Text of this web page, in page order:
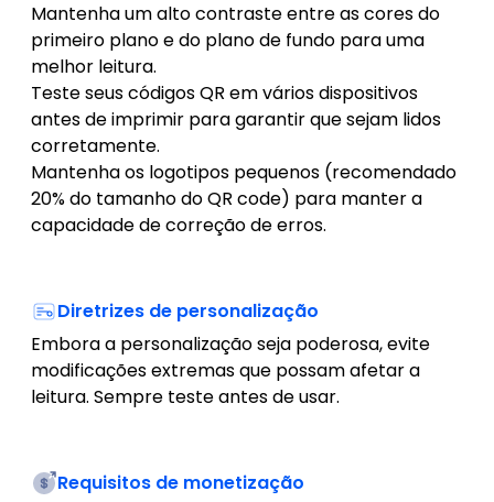
Mantenha um alto contraste entre as cores do
primeiro plano e do plano de fundo para uma
melhor leitura.
Teste seus códigos QR em vários dispositivos
antes de imprimir para garantir que sejam lidos
corretamente.
Mantenha os logotipos pequenos (recomendado
20% do tamanho do QR code) para manter a
capacidade de correção de erros.
Diretrizes de personalização
Embora a personalização seja poderosa, evite
modificações extremas que possam afetar a
leitura. Sempre teste antes de usar.
Requisitos de monetização